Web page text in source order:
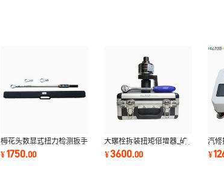
梅花头数显式扭力检测扳手
数显式梅花紧固扳手梅花头
扭矩紧固扳手
¥1750.00
大螺栓拆装扭矩倍增器_矿
用定扭输出扳手大扭力齿轮
紧固手摇
¥3600.00
汽修
扳
手力
¥